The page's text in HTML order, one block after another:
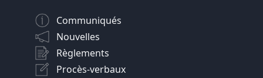
Communiqués
Nouvelles
Règlements
Procès-verbaux